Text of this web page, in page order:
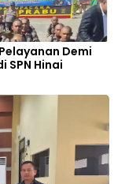
Demi
SPN Hinai